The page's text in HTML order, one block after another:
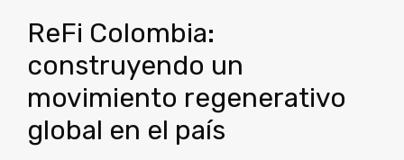
ReFi Colombia:
construyendo un
movimiento regenerativo
global en el país